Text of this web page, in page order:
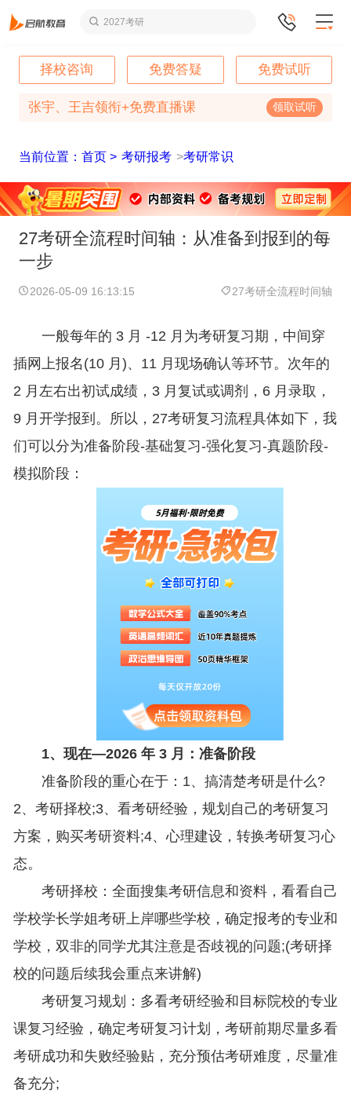
2027考研
择校咨询 免费答疑 免费试听
张宇、王吉领衔+免费直播课 领取试听
当前位置：首页 > 考研报考 >考研常识
27考研全流程时间轴：从准备到报到的每
一步
2026-05-09 16:13:15 27考研全流程时间轴
一般每年的 3 月 -12 月为考研复习期，中间穿
插网上报名(10 月)、11 月现场确认等环节。次年的
2 月左右出初试成绩，3 月复试或调剂，6 月录取，
9 月开学报到。所以，27考研复习流程具体如下，我
们可以分为准备阶段-基础复习-强化复习-真题阶段-
模拟阶段：
1、现在—2026 年 3 月：准备阶段
准备阶段的重心在于：1、搞清楚考研是什么?
2、考研择校;3、看考研经验，规划自己的考研复习
方案，购买考研资料;4、心理建设，转换考研复习心
态。
考研择校：全面搜集考研信息和资料，看看自己
学校学长学姐考研上岸哪些学校，确定报考的专业和
学校，双非的同学尤其注意是否歧视的问题;(考研择
校的问题后续我会重点来讲解)
考研复习规划：多看考研经验和目标院校的专业
课复习经验，确定考研复习计划，考研前期尽量多看
考研成功和失败经验贴，充分预估考研难度，尽量准
备充分;